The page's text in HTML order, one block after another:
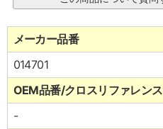
メーカー品番
014701
OEM品番/クロスリファレンス
-